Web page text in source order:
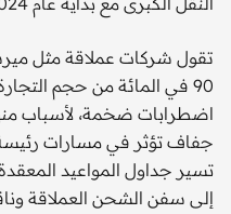
تقول شركات عملاقة مثل
90 في المائة من حجم
اضطرابات ضخمة، لأسباب
جفاف تؤثر في مسارات رئيسة
تسير جداول المواعيد
إلى سفن الشحن العملاقة